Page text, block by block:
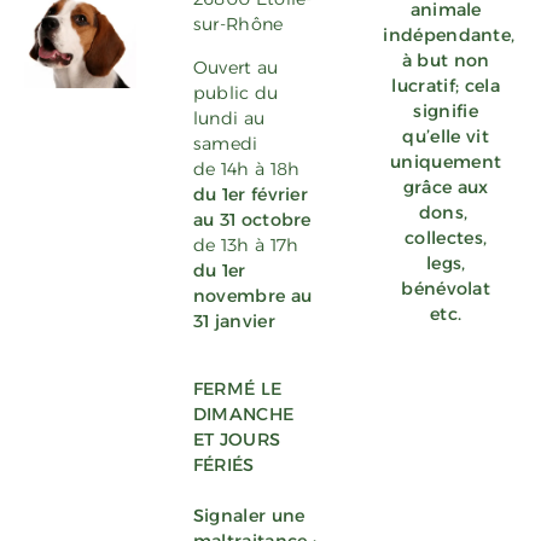
sur-Rhône
Ouvert au
public du
lundi au
samedi
de 14h à 18h
du 1er février
au 31 octobre
de 13h à 17h
du 1er
novembre au
31 janvier
FERMÉ LE
DIMANCHE
ET JOURS
FÉRIÉS
Signaler une
animale
indépendante,
à but non
lucratif; cela
signifie
qu’elle vit
uniquement
grâce aux
dons,
collectes,
legs,
bénévolat
etc.